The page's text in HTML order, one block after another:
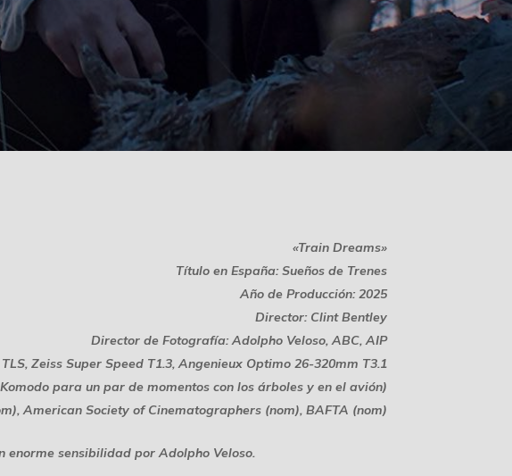
«Train Dreams»
Título en España: Sueños de Trenes
Año de Producción: 2025
Director: Clint Bentley
Director de Fotografía: Adolpho Veloso, ABC, AIP
Zeiss Super Speed T1.3, Angenieux Optimo 26-320mm T3.1
para un par de momentos con los árboles y en el avión)
American Society of Cinematographers (nom), BAFTA (nom)
sensibilidad por Adolpho Veloso.